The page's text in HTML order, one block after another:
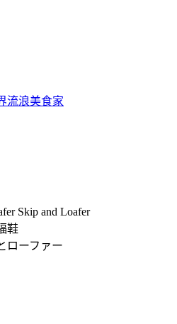
流浪美食家
Skip and Loafer
鞋
ローファー